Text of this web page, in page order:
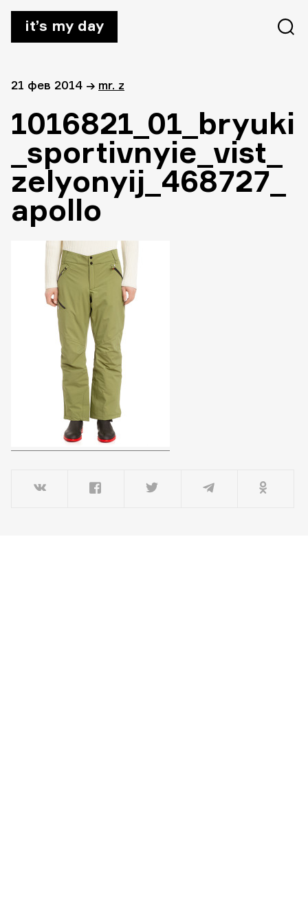
it’s my day
21 фев 2014 → mr. z
1016821_01_bryuki
_sportivnyie_vist_
zelyonyij_468727_
apollo